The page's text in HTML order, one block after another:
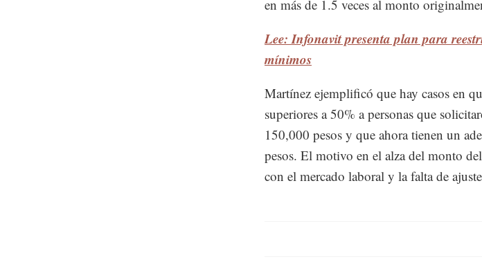
en más de 1.5 veces al monto
Lee: Infonavit presenta plan para
mínimos
Martínez ejemplificó que hay casos en
superiores a 50% a personas que
150,000 pesos y que ahora tienen un
pesos. El motivo en el alza del monto
con el mercado laboral y la falta de